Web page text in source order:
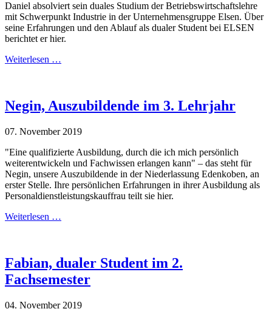
Daniel absolviert sein duales Studium der Betriebswirtschaftslehre
mit Schwerpunkt Industrie in der Unternehmensgruppe Elsen. Über
seine Erfahrungen und den Ablauf als dualer Student bei ELSEN
berichtet er hier.
Weiterlesen …
Negin, Auszubildende im 3. Lehrjahr
07. November 2019
"Eine qualifizierte Ausbildung, durch die ich mich persönlich
weiterentwickeln und Fachwissen erlangen kann" – das steht für
Negin, unsere Auszubildende in der Niederlassung Edenkoben, an
erster Stelle. Ihre persönlichen Erfahrungen in ihrer Ausbildung als
Personaldienstleistungskauffrau teilt sie hier.
Weiterlesen …
Fabian, dualer Student im 2.
Fachsemester
04. November 2019